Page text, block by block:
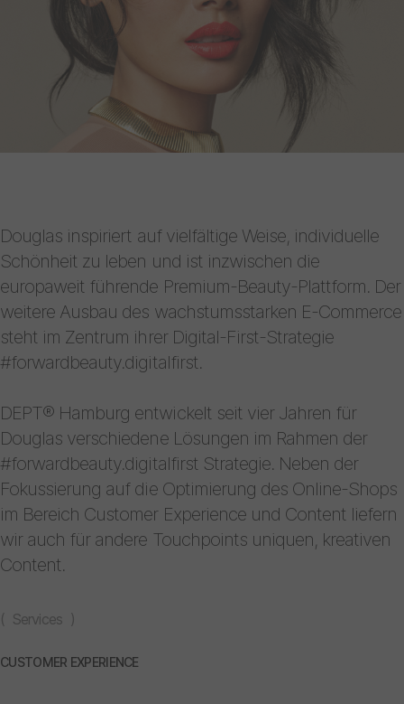
( Services )
CUSTOMER EXPERIENCE
Douglas inspiriert auf vielfältige Weise, individuelle
Schönheit zu leben und ist inzwischen die
europaweit führende Premium-Beauty-Plattform. Der
weitere Ausbau des wachstumsstarken E-Commerce
steht im Zentrum ihrer Digital-First-Strategie
#forwardbeauty.digitalfirst.
DEPT® Hamburg entwickelt seit vier Jahren für
Douglas verschiedene Lösungen im Rahmen der
#forwardbeauty.digitalfirst Strategie. Neben der
Fokussierung auf die Optimierung des Online-Shops
im Bereich Customer Experience und Content liefern
wir auch für andere Touchpoints uniquen, kreativen
Content.